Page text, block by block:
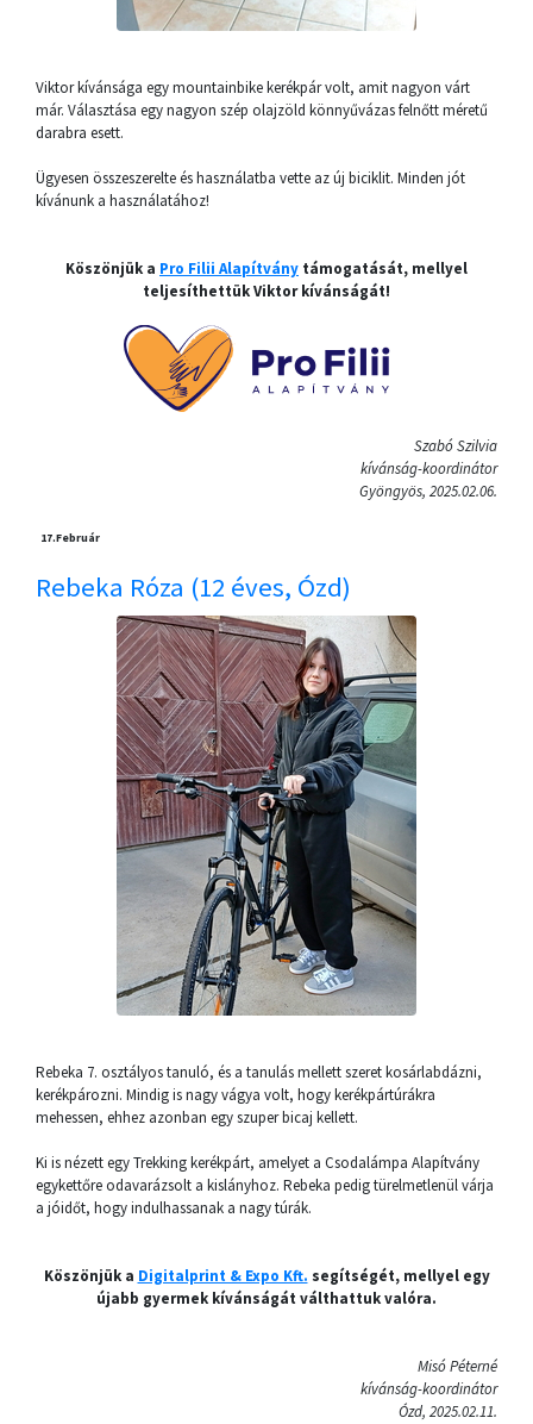
Viktor kívánsága egy mountainbike kerékpár volt, amit nagyon várt
már. Választása egy nagyon szép olajzöld könnyűvázas felnőtt méretű
darabra esett.
Ügyesen összeszerelte és használatba vette az új biciklit. Minden jót
kívánunk a használatához!
Köszönjük a Pro Filii Alapítvány támogatását, mellyel
teljesíthettük Viktor kívánságát!
Szabó Szilvia
kívánság-koordinátor
Gyöngyös, 2025.02.06.
17.Február
Rebeka Róza (12 éves, Ózd)
Rebeka 7. osztályos tanuló, és a tanulás mellett szeret kosárlabdázni,
kerékpározni. Mindig is nagy vágya volt, hogy kerékpártúrákra
mehessen, ehhez azonban egy szuper bicaj kellett.
Ki is nézett egy Trekking kerékpárt, amelyet a Csodalámpa Alapítvány
egykettőre odavarázsolt a kislányhoz. Rebeka pedig türelmetlenül várja
a jóidőt, hogy indulhassanak a nagy túrák.
Köszönjük a Digitalprint & Expo Kft. segítségét, mellyel egy
újabb gyermek kívánságát válthattuk valóra.
Misó Péterné
kívánság-koordinátor
Ózd, 2025.02.11.